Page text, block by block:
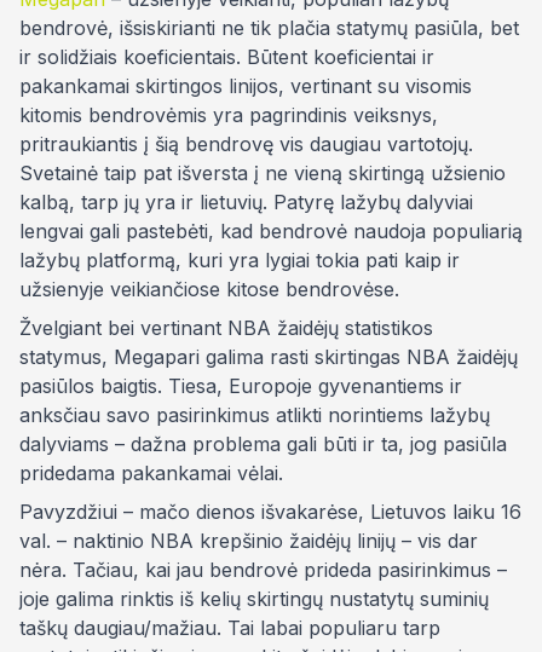
bendrovė, išsiskirianti ne tik plačia statymų pasiūla, bet
ir solidžiais koeficientais. Būtent koeficientai ir
pakankamai skirtingos linijos, vertinant su visomis
kitomis bendrovėmis yra pagrindinis veiksnys,
pritraukiantis į šią bendrovę vis daugiau vartotojų.
Svetainė taip pat išversta į ne vieną skirtingą užsienio
kalbą, tarp jų yra ir lietuvių. Patyrę lažybų dalyviai
lengvai gali pastebėti, kad bendrovė naudoja populiarią
lažybų platformą, kuri yra lygiai tokia pati kaip ir
užsienyje veikiančiose kitose bendrovėse.
Žvelgiant bei vertinant NBA žaidėjų statistikos
statymus, Megapari galima rasti skirtingas NBA žaidėjų
pasiūlos baigtis. Tiesa, Europoje gyvenantiems ir
anksčiau savo pasirinkimus atlikti norintiems lažybų
dalyviams – dažna problema gali būti ir ta, jog pasiūla
pridedama pakankamai vėlai.
Pavyzdžiui – mačo dienos išvakarėse, Lietuvos laiku 16
val. – naktinio NBA krepšinio žaidėjų linijų – vis dar
nėra. Tačiau, kai jau bendrovė prideda pasirinkimus –
joje galima rinktis iš kelių skirtingų nustatytų suminių
taškų daugiau/mažiau. Tai labai populiaru tarp